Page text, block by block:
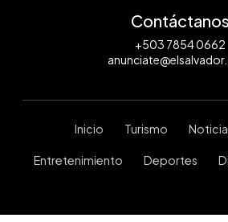
Contáctanos
+503 7854 0662
Inicio Turismo
Entretenimiento Deportes